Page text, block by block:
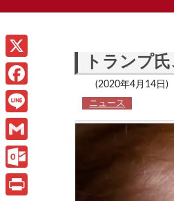
トランプ
(2020年4月14日)
ニュース
X
F
a
c
e
b
L
i
n
e
G
m
a
O